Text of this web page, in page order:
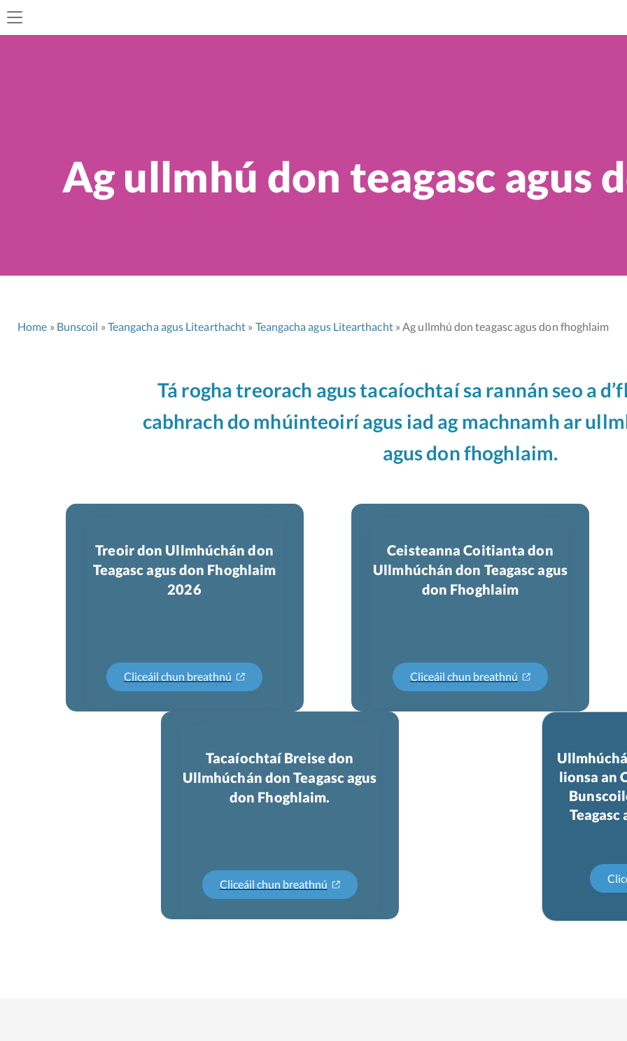
Ag ullmhú don teagasc agus
Home Bunscoil Teangacha agus Litearthacht Teangacha agus Litearthacht Ag ullmhú don teagasc agus don fhoghlaim
Tá rogha treorach agus tacaíochtaí sa rannán seo a
cabhrach do mhúinteoirí agus iad ag machnamh ar
agus don fhoghlaim.
Treoir don Ullmhúchán don
Teagasc agus don Fhoghlaim
2026
Cliceáil chun breathnú
Ceisteanna Coitianta don
Ullmhúchán don Teagasc agus
don Fhoghlaim
Cliceáil chun breathnú
Tacaíochtaí Breise don
Ullmhúchán don Teagasc agus
don Fhoghlaim.
Cliceáil chun breathnú
lionsa an
Teagasc